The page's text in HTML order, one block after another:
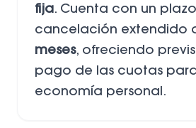
fija. Cuenta con un
cancelación extendido
meses, ofreciendo
pago de las cuotas
economía personal.